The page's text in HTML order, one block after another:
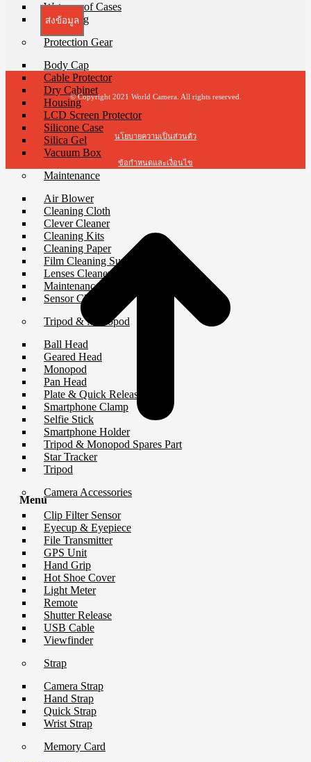
Waterproof Cases
Waist Bag
Protection Gear
Body Cap
Cable Protector
Dry Cabinet
Housing
LCD Screen Protector
Silicone Case
Silica Gel
Vacuum Box
Maintenance
Air Blower
Cleaning Cloth
Clever Cleaner
Cleaning Kits
Cleaning Paper
Film Cleaning Supplies
Lenses Cleaner
Maintenance Cartridge
Sensor Cleaner
Tripod & Monopod
Ball Head
Geared Head
Monopod
Pan Head
Plate & Quick Release
Smartphone Clamp
Selfie Stick
Smartphone Holder
Tripod & Monopod Spares Part
Star Tracker
Tripod
Camera Accessories
Clip Filter Sensor
Eyecup & Eyepiece
File Transmitter
GPS Unit
Hand Grip
Hot Shoe Cover
Light Meter
Remote
Shutter Release
USB Cable
Viewfinder
Strap
Camera Strap
Hand Strap
Quick Strap
Wrist Strap
Memory Card
ส่งข้อมูล
© Copyright 2021 World Camera. All rights reserved.
นโยบายความเป็นส่วนตัว
ข้อกำหนดและเงื่อนไข
Menu